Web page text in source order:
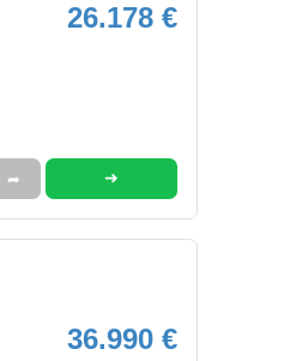
26.178 €
➦ ➜
36.990 €